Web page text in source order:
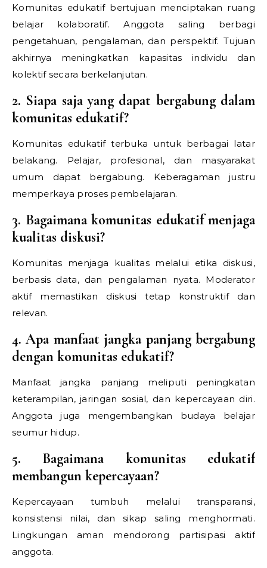
Komunitas edukatif bertujuan menciptakan ruang
belajar kolaboratif. Anggota saling berbagi
pengetahuan, pengalaman, dan perspektif. Tujuan
akhirnya meningkatkan kapasitas individu dan
kolektif secara berkelanjutan.
2. Siapa saja yang dapat bergabung dalam
komunitas edukatif?
Komunitas edukatif terbuka untuk berbagai latar
belakang. Pelajar, profesional, dan masyarakat
umum dapat bergabung. Keberagaman justru
memperkaya proses pembelajaran.
3. Bagaimana komunitas edukatif menjaga
kualitas diskusi?
Komunitas menjaga kualitas melalui etika diskusi,
berbasis data, dan pengalaman nyata. Moderator
aktif memastikan diskusi tetap konstruktif dan
relevan.
4. Apa manfaat jangka panjang bergabung
dengan komunitas edukatif?
Manfaat jangka panjang meliputi peningkatan
keterampilan, jaringan sosial, dan kepercayaan diri.
Anggota juga mengembangkan budaya belajar
seumur hidup.
5. Bagaimana komunitas edukatif
membangun kepercayaan?
Kepercayaan tumbuh melalui transparansi,
konsistensi nilai, dan sikap saling menghormati.
Lingkungan aman mendorong partisipasi aktif
anggota.